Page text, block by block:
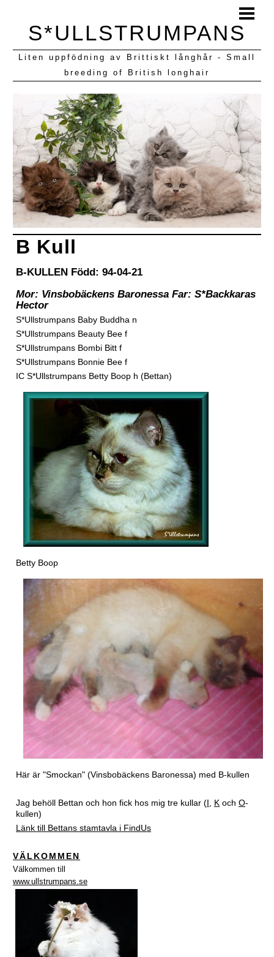
BLOGG
KULLAR VI HAFT
S*ULLSTRUMPANS
Liten uppfödning av Brittiskt långhår - Small
breeding of British longhair
B Kull
B-KULLEN Född: 94-04-21
Mor: Vinsbobäckens Baronessa Far: S*Backkaras
Hector
S*Ullstrumpans Baby Buddha n
S*Ullstrumpans Beauty Bee f
S*Ullstrumpans Bombi Bitt f
S*Ullstrumpans Bonnie Bee f
IC S*Ullstrumpans Betty Boop h (Bettan)
Betty Boop
Här är "Smockan" (Vinsbobäckens Baronessa) med B-kullen
Jag behöll Bettan och hon fick hos mig tre kullar (I, K och O-
kullen)
Länk till Bettans stamtavla i FindUs
VÄLKOMMEN
Välkommen till
www.ullstrumpans.se